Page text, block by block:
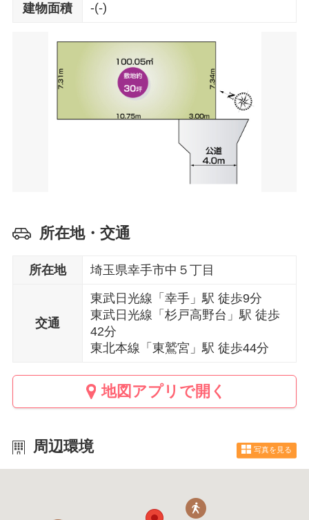
建物面積 -(-)
所在地・交通
所在地 埼玉県幸手市中５丁目
交通
東武日光線「幸手」駅 徒歩9分
東武日光線「杉戸高野台」駅 徒歩
42分
東北本線「東鷲宮」駅 徒歩44分
地図アプリで開く
周辺環境 写真を見る